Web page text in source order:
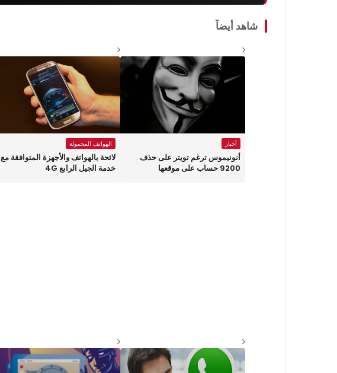
شاهد أيضاً
أخبار
أنونيموس ترغم تويتر على حذف
9200 حساب على موقعها
الهواتف المحمولة
لائحة بالهواتف والأجهزة المتوافقة مع
خدمة الجيل الرابع 4G